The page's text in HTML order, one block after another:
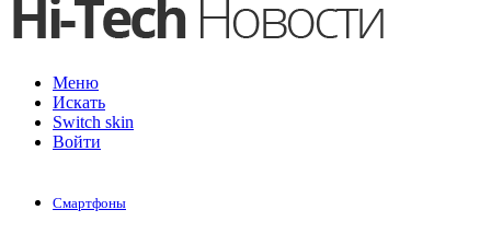
Меню
Искать
Switch skin
Войти
Смартфоны